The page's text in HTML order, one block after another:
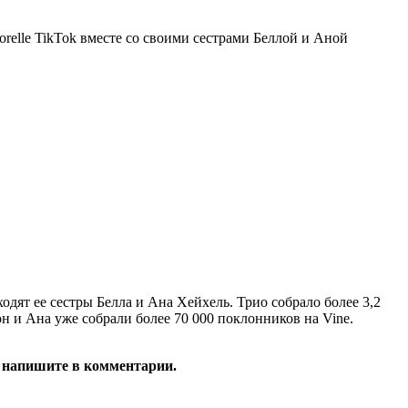
TikTok вместе со своими сестрами Беллой и Аной
ее сестры Белла и Ана Хейхель. Трио собрало более 3,2
и Ана уже собрали более 70 000 поклонников на Vine.
напишите в комментарии.